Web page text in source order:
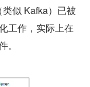
似 Kafka）已被
工作，实际上在